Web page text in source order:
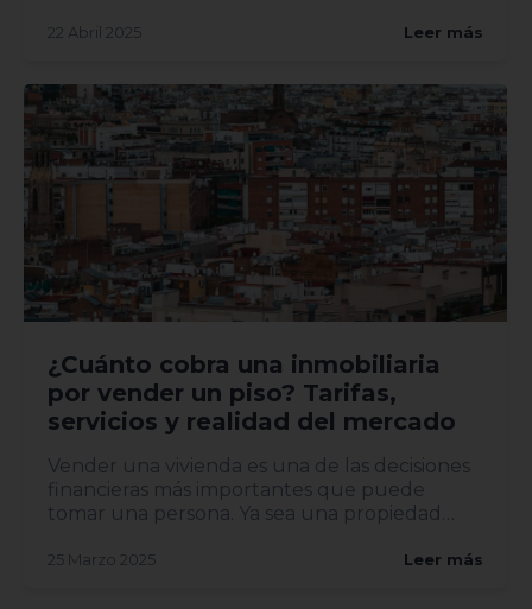
22 Abril 2025 Leer más
¿Cuánto cobra una inmobiliaria
por vender un piso? Tarifas,
servicios y realidad del mercado
Vender una vivienda es una de las decisiones
financieras más importantes que puede
tomar una persona. Ya sea una propiedad
25 Marzo 2025 Leer más